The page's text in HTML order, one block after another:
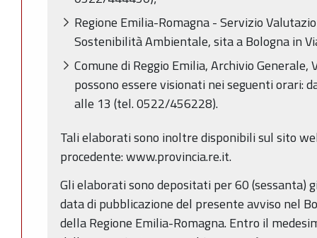
Regione Emilia-Romagna - Servizio
Sostenibilità Ambientale, sita a Bologna in
Comune di Reggio Emilia, Archivio Generale,
possono essere visionati nei seguenti orari:
alle 13 (tel. 0522/456228).
Tali elaborati sono inoltre disponibili sul sito
procedente: www.provincia.re.it.
Gli elaborati sono depositati per 60 (sessanta)
data di pubblicazione del presente avviso nel
della Regione Emilia-Romagna. Entro il